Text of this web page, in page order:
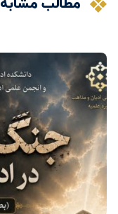
مطالب مشابه